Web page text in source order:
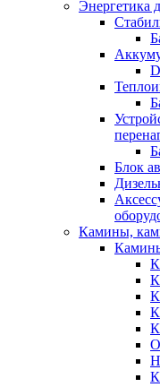
Энергетика
Блок
Камины,